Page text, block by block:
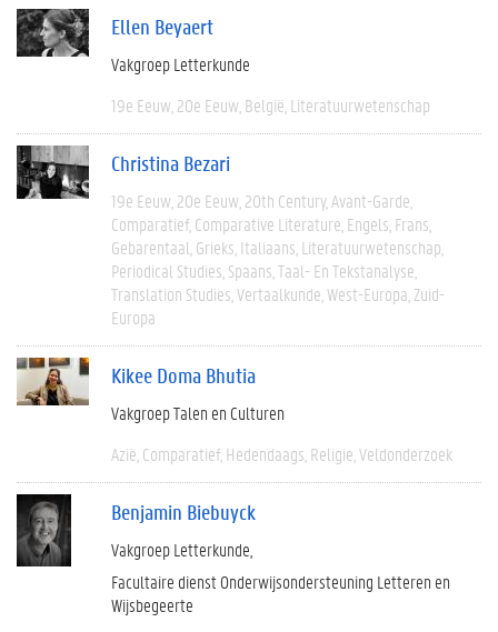
Ellen Beyaert
Vakgroep Letterkunde
19e Eeuw 20e Eeuw België Literatuurwetenschap
Christina Bezari
19e Eeuw 20e Eeuw 20th Century Avant-Garde
Comparatief Comparative Literature Engels Frans
Gebarentaal Grieks Italiaans Literatuurwetenschap
Periodical Studies Spaans Taal- En Tekstanalyse
Translation Studies Vertaalkunde West-Europa Zuid-
Europa
Kikee Doma Bhutia
Vakgroep Talen en Culturen
Azië Comparatief Hedendaags Religie Veldonderzoek
Benjamin Biebuyck
Vakgroep Letterkunde
Facultaire dienst Onderwijsondersteuning Letteren en
Wijsbegeerte